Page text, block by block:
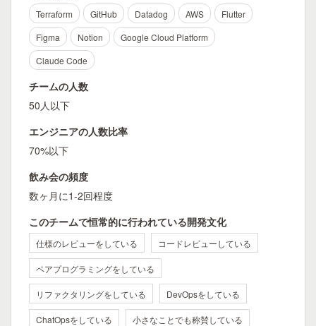
Terraform GitHub Datadog AWS
Flutter
Figma
Notion
Google Cloud Platform
Claude Code
チームの人数
50人以下
エンジニアの人数比率
70%以下
飲み会の頻度
数ヶ月に1-2回程度
このチームで恒常的に行われている開発文化
仕様のレビューをしている コードレビューしている
ペアプログラミングをしている
リファクタリングをしている DevOpsをしている
ChatOpsをしている 小さなことでも称賛している